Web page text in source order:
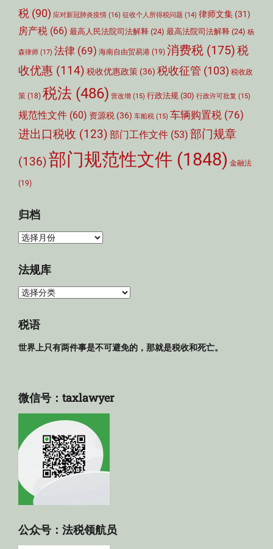
税 (90) 应对新冠肺炎疫情 (16) 征收个人所得税问题 (14) 律师文集 (31)
房产税 (66) 最高人民法院司法解释 (24) 最高法院司法解释 (24) 杨
森律师 (17) 法律 (69) 海南自由贸易港 (19) 消费税 (175)税
收优惠 (114) 税收优惠政策 (36) 税收征管 (103) 税收政
策 (18) 税法 (486) 营改增 (15) 行政法规 (30) 行政许可批复 (15)
规范性文件 (60) 资源税 (36) 车船税 (15) 车辆购置税 (76)
进出口税收 (123) 部门工作文件 (53) 部门规章
(136)部门规范性文件 (1848) 金融法
(19)
归档
归
法规库
法
库
税语
世界上只有两件事是不可避免的，那就是税收和死亡。
微信号：taxlawyer
公众号：法税领航员